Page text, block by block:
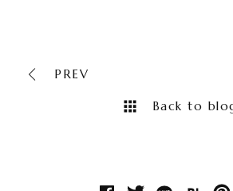
PREV
Back to